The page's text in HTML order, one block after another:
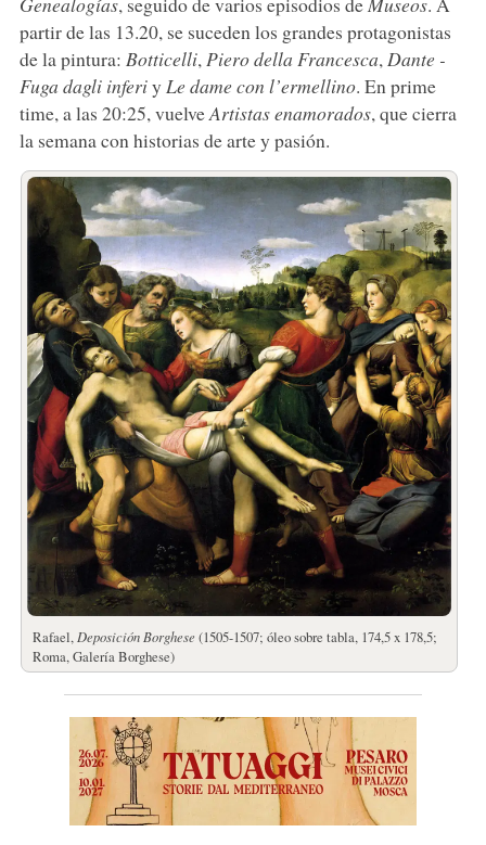
partir de las 13.20, se suceden los grandes protagonistas
de la pintura: Botticelli, Piero della Francesca, Dante -
Fuga dagli inferiy Le dame con l’ermellino. En prime
time, a las 20:25, vuelveArtistas enamorados, que cierra
la semana con historias de arte y pasión.
Rafael, Deposición Borghese (1505-1507; óleo sobre tabla, 174,5 x 178,5;
Roma, Galería Borghese)